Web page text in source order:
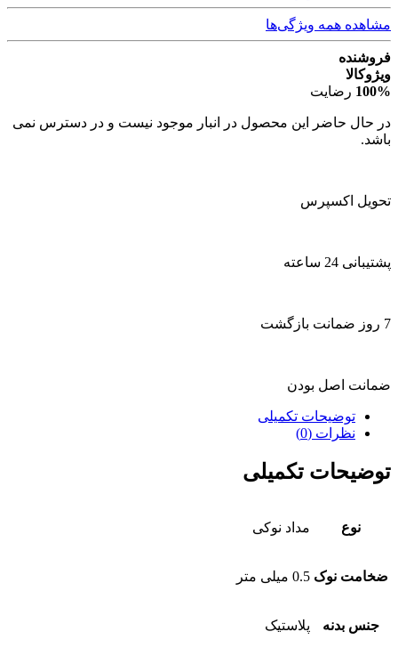
مشاهده همه ویژگی‌ها
فروشنده
ویژوکالا
100% رضایت
در حال حاضر این محصول در انبار موجود نیست و در دسترس نمی
باشد.
تحویل اکسپرس
پشتیبانی 24 ساعته
7 روز ضمانت بازگشت
ضمانت اصل بودن
توضیحات تکمیلی
نظرات (0)
توضیحات تکمیلی
نوع مداد نوکی
ضخامت نوک 0.5 میلی متر
جنس بدنه پلاستیک